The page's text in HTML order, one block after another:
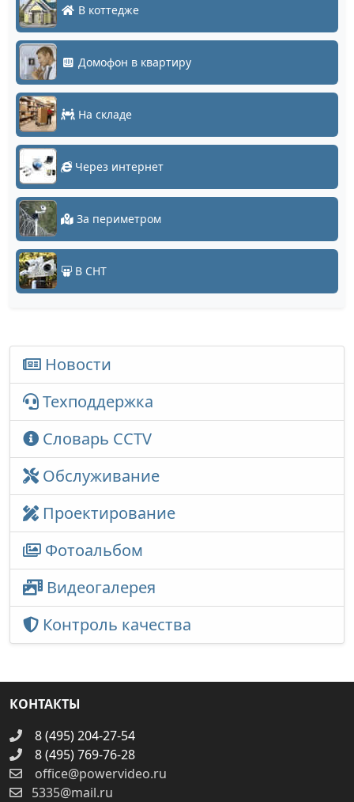
В коттедже
Домофон в квартиру
На складе
Через интернет
За периметром
В СНТ
Новости
Техподдержка
Словарь CCTV
Обслуживание
Проектирование
Фотоальбом
Видеогалерея
Контроль качества
КОНТАКТЫ
8 (495) 204-27-54
8 (495) 769-76-28
office@powervideo.ru
5335@mail.ru